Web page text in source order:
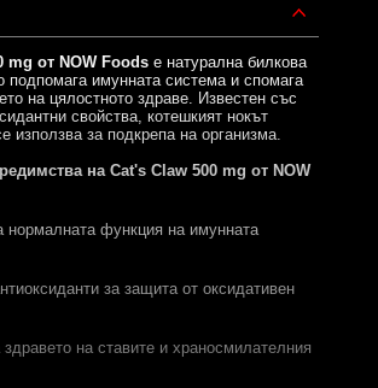
mg от NOW Foods е натурална билкова
подпомага имунната система и спомага
на цялостното здраве. Известен със
свойства, котешкият нокът
използва за подкрепа на организма.
на Cat's Claw 500 mg от NOW
нормалната функция на имунната
за защита от оксидативен
на ставите и храносмилателния